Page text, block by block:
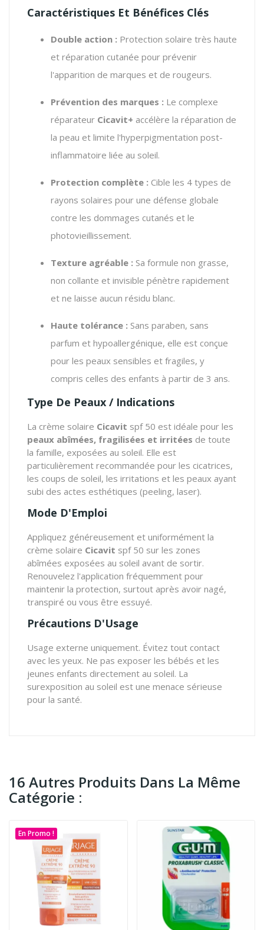
Caractéristiques Et Bénéfices Clés
Double action : Protection solaire très haute
et réparation cutanée pour prévenir
l'apparition de marques et de rougeurs.
Prévention des marques : Le complexe
réparateur Cicavit+ accélère la réparation de
la peau et limite l'hyperpigmentation post-
inflammatoire liée au soleil.
Protection complète : Cible les 4 types de
rayons solaires pour une défense globale
contre les dommages cutanés et le
photovieillissement.
Texture agréable : Sa formule non grasse,
non collante et invisible pénètre rapidement
et ne laisse aucun résidu blanc.
Haute tolérance : Sans paraben, sans
parfum et hypoallergénique, elle est conçue
pour les peaux sensibles et fragiles, y
compris celles des enfants à partir de 3 ans.
Type De Peaux / Indications
La crème solaire Cicavit spf 50 est idéale pour les
peaux abîmées, fragilisées et irritées de toute
la famille, exposées au soleil. Elle est
particulièrement recommandée pour les cicatrices,
les coups de soleil, les irritations et les peaux ayant
subi des actes esthétiques (peeling, laser).
Mode D'Emploi
Appliquez généreusement et uniformément la
crème solaire Cicavit spf 50 sur les zones
abîmées exposées au soleil avant de sortir.
Renouvelez l'application fréquemment pour
maintenir la protection, surtout après avoir nagé,
transpiré ou vous être essuyé.
Précautions D'Usage
Usage externe uniquement. Évitez tout contact
avec les yeux. Ne pas exposer les bébés et les
jeunes enfants directement au soleil. La
surexposition au soleil est une menace sérieuse
pour la santé.
16 Autres Produits Dans La Même
Catégorie :
En Promo !